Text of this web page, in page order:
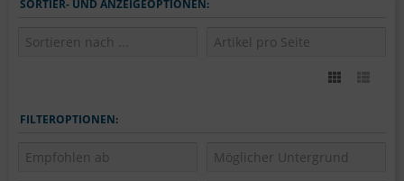
SORTIER- UND ANZEIGEOPTIONEN:
FILTEROPTIONEN: